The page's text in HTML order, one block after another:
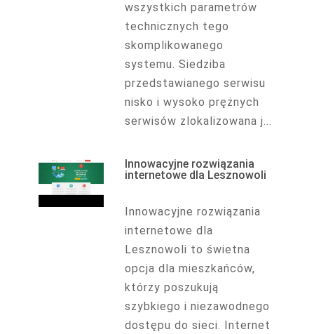
wszystkich parametrów
technicznych tego
skomplikowanego
systemu. Siedziba
przedstawianego serwisu
nisko i wysoko prężnych
serwisów zlokalizowana j...
Innowacyjne rozwiązania
internetowe dla Lesznowoli
Innowacyjne rozwiązania
internetowe dla
Lesznowoli to świetna
opcja dla mieszkańców,
którzy poszukują
szybkiego i niezawodnego
dostępu do sieci. Internet